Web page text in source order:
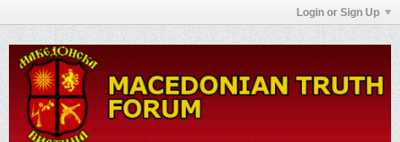
Login or Sign Up